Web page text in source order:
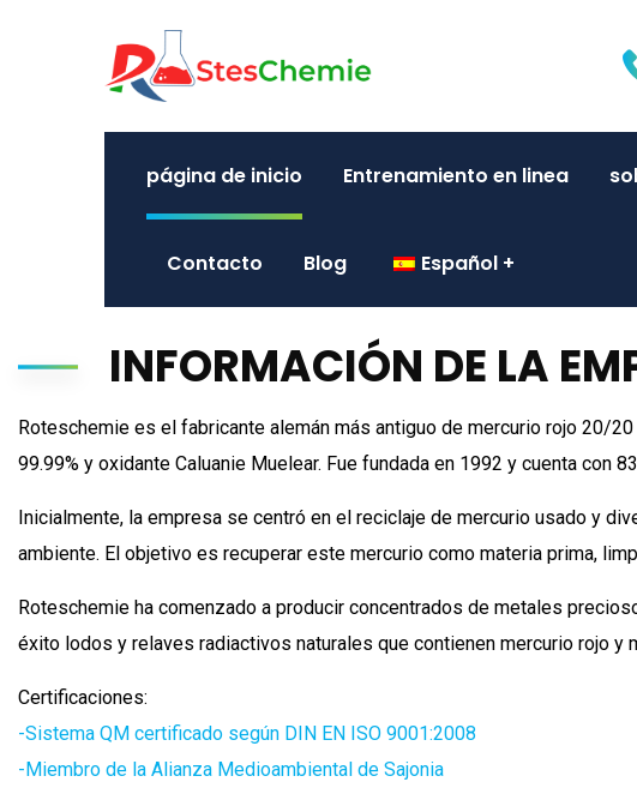
página de inicio Entrenamiento en linea
Contacto Blog Español
INFORMACIÓN DE LA
Roteschemie es el fabricante alemán más antiguo de mercurio rojo 20/
99.99% y oxidante Caluanie Muelear. Fue fundada en 1992 y cuenta con
Inicialmente, la empresa se centró en el reciclaje de mercurio usado y
ambiente. El objetivo es recuperar este mercurio como materia prima,
Roteschemie ha comenzado a producir concentrados de metales
éxito lodos y relaves radiactivos naturales que contienen mercurio rojo y
Certificaciones:
-Sistema QM certificado según DIN EN ISO 9001:2008
-Miembro de la Alianza Medioambiental de Sajonia